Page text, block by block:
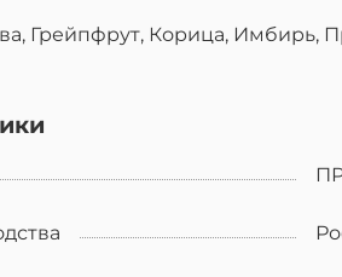
Грейпфрут, Корица, Имбирь,